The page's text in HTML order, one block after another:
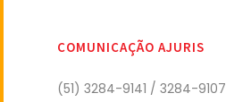
COMUNICAÇÃO AJURIS
(51) 3284-9141 / 3284-9107